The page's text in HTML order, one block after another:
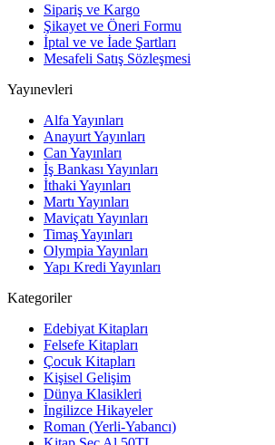
Sipariş ve Kargo
Şikayet ve Öneri Formu
İptal ve ve İade Şartları
Mesafeli Satış Sözleşmesi
Yayınevleri
Alfa Yayınları
Anayurt Yayınları
Can Yayınları
İş Bankası Yayınları
İthaki Yayınları
Martı Yayınları
Maviçatı Yayınları
Timaş Yayınları
Olympia Yayınları
Yapı Kredi Yayınları
Kategoriler
Edebiyat Kitapları
Felsefe Kitapları
Çocuk Kitapları
Kişisel Gelişim
Dünya Klasikleri
İngilizce Hikayeler
Roman (Yerli-Yabancı)